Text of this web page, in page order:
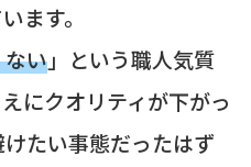
ます。
い」という職人気質
にクオリティが下がっ
たい事態だったはず